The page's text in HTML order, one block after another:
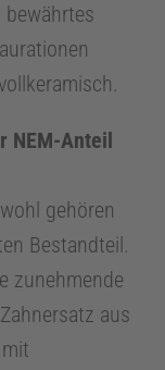
NEM-Anteil
gehören
Bestandteil.
zunehmende
aus